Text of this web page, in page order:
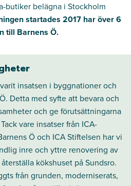
butiker belägna i Stockholm
startades 2017 har över 6
till Barnens Ö.
insatsen i byggnationer och
Detta med syfte att bevara och
och ge förutsättningarna
vare insatser från ICA-
Ö och ICA Stiftelsen har vi
inre och yttre renovering av
kökshuset på Sundsro.
från grunden, moderniserats,